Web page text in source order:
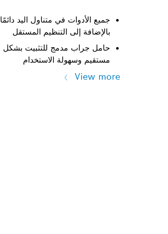
جميع الأدوات في متناول اليد دائمًا
بالإضافة إلى التنظيم المستقل
حامل جراب مدمج للتثبيت بشكل
مستقيم وسهولة الاستخدام
View more